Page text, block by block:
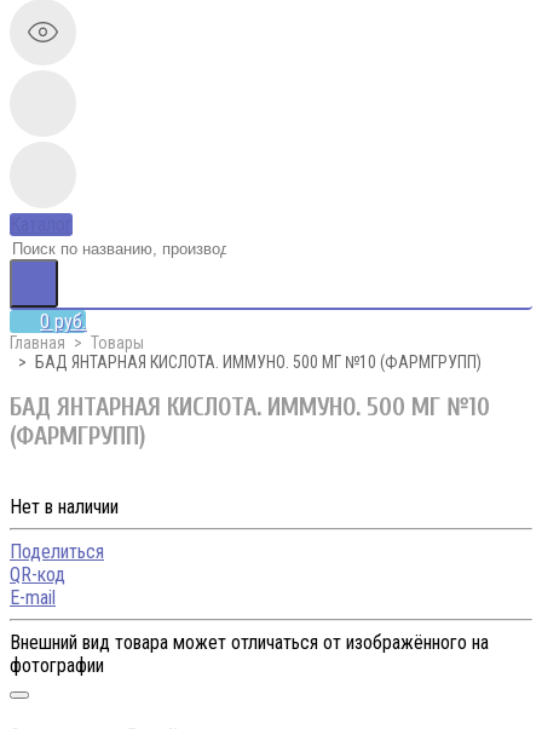
0 руб.
Главная
Товары
БАД ЯНТАРНАЯ КИСЛОТА. ИММУНО. 500 МГ №10 (ФАРМГРУПП)
БАД ЯНТАРНАЯ КИСЛОТА. ИММУНО. 500 МГ №10
(ФАРМГРУПП)
Нет в наличии
Поделиться
QR-код
E-mail
Внешний вид товара может отличаться от изображённого на
фотографии